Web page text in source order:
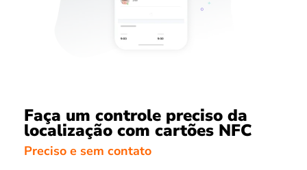
Faça um controle preciso da
localização com cartões NFC
Preciso e sem contato